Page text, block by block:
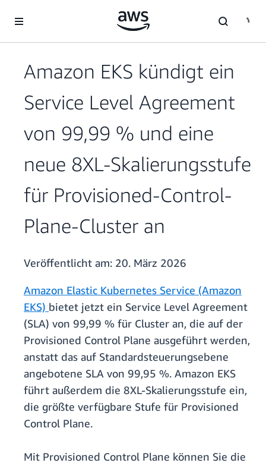
Überspringen zum Hauptinhalt
Amazon EKS kündigt ein
Service Level Agreement
von 99,99 % und eine
neue 8XL-Skalierungsstufe
für Provisioned-Control-
Plane-Cluster an
Veröffentlicht am: 20. März 2026
Amazon Elastic Kubernetes Service (Amazon
EKS) bietet jetzt ein Service Level Agreement
(SLA) von 99,99 % für Cluster an, die auf der
Provisioned Control Plane ausgeführt werden,
anstatt das auf Standardsteuerungsebene
angebotene SLA von 99,95 %. Amazon EKS
führt außerdem die 8XL-Skalierungsstufe ein,
die größte verfügbare Stufe für Provisioned
Control Plane.
Mit Provisioned Control Plane können Sie die